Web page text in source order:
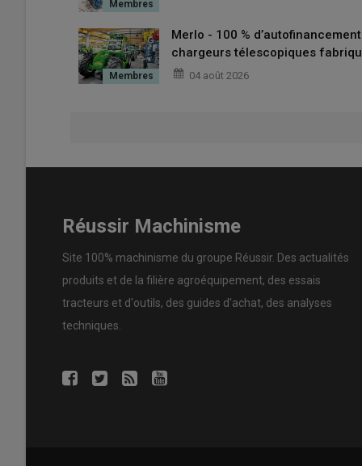
Merlo - 100 %
chargeurs télescopiques
04 août 2026
Réussir Machinisme
Site 100% machinisme du groupe Réussir. Des actualités
produits et de la filière agroéquipement, des essais
tracteurs et d'outils, des guides d'achat, des analyses
techniques.